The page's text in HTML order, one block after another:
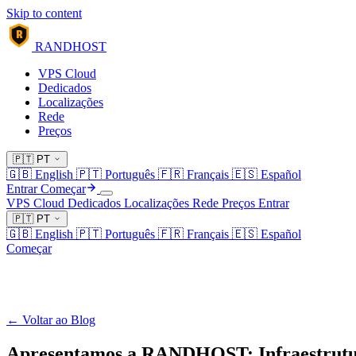
Skip to content
R
RANDHOST
VPS Cloud
Dedicados
Localizações
Rede
Preços
🇵🇹 PT
🇬🇧 English 🇵🇹 Português 🇫🇷 Français 🇪🇸 Español
EntrarComeçar
VPS Cloud Dedicados Localizações Rede Preços Entrar
🇵🇹 PT
🇬🇧 English 🇵🇹 Português 🇫🇷 Français 🇪🇸 Español
Começar
← Voltar ao Blog